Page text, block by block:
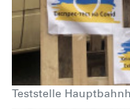
Teststelle